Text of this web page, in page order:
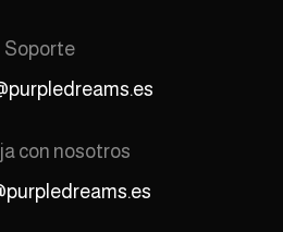
Soporte
con nosotros